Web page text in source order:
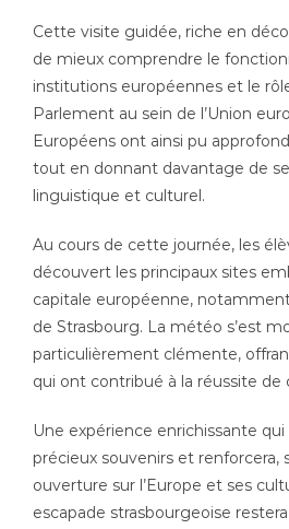
Cette visite guidée, riche en
de mieux comprendre le
institutions européennes et le
Parlement au sein de l’Union
Européens ont ainsi pu
tout en donnant davantage de
linguistique et culturel.
Au cours de cette journée, les
découvert les principaux sites
capitale européenne,
de Strasbourg. La météo s’est
particulièrement clémente,
qui ont contribué à la réussite de
Une expérience enrichissante qui
précieux souvenirs et renforcera,
ouverture sur l’Europe et ses
escapade strasbourgeoise